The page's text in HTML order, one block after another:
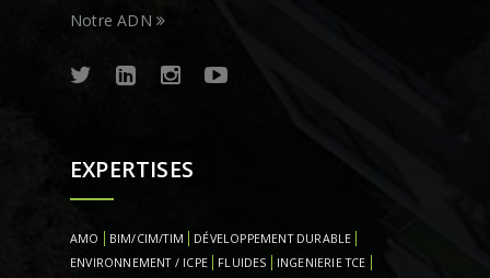
Notre ADN
EXPERTISES
AMO BIM/CIM/TIM
DÉVELOPPEMENT DURABLE
ENVIRONNEMENT / ICPE
FLUIDES
INGENIERIE TCE